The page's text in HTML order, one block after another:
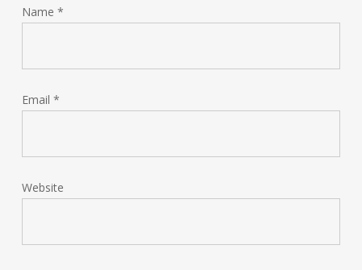
Name *
Email *
Website